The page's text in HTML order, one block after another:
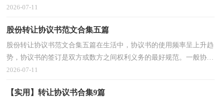
么写才合适呢？下面是小编整理的车辆转让协议书9...
2026-07-11
股份转让协议书范文合集五篇
股份转让协议书范文合集五篇在生活中，协议书的使用频率呈上升趋
势，协议书的签订是双方或数方之间权利义务的最好规范。一般协议
书是怎么起草的呢？以下是小编帮大家整理的股份转...
2026-07-11
【实用】转让协议书合集9篇